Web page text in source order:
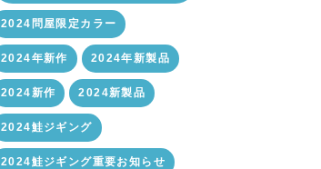
2024問屋限定カラー
2024年新作 2024年新製品
2024新作 2024新製品
2024鮭ジギング
2024鮭ジギング重要お知らせ